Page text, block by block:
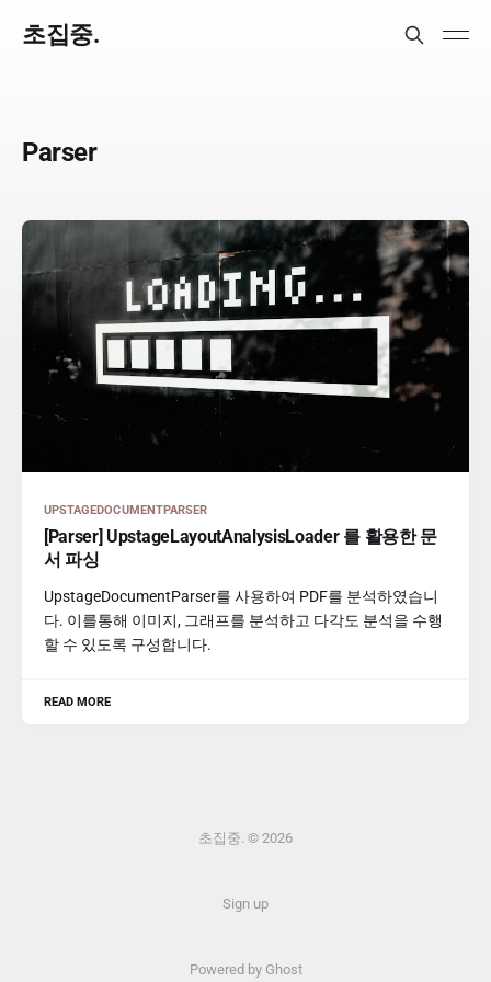
초집중.
Parser
UPSTAGEDOCUMENTPARSER
[Parser] UpstageLayoutAnalysisLoader 를 활용한 문
서 파싱
UpstageDocumentParser를 사용하여 PDF를 분석하였습니
다. 이를통해 이미지, 그래프를 분석하고 다각도 분석을 수행
할 수 있도록 구성합니다.
READ MORE
초집중. © 2026
Sign up
Powered by Ghost